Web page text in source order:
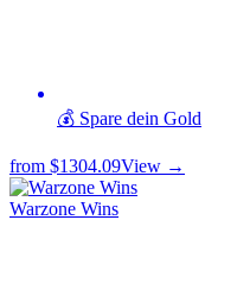
💰 Spare dein Gold
from $1304.09View →
Warzone Wins